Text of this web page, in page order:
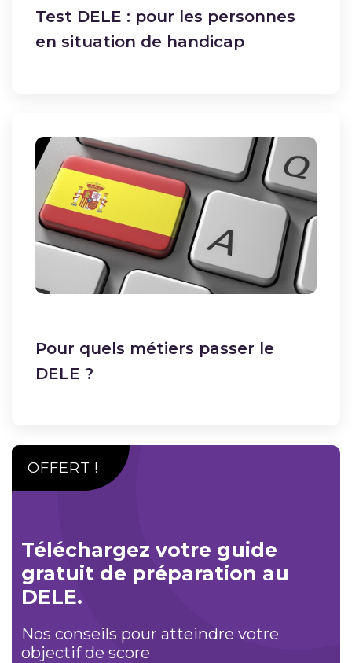
Test DELE : pour les personnes
en situation de handicap
Pour quels métiers passer le
DELE ?
OFFERT !
Téléchargez votre guide
gratuit de préparation au
DELE.
Nos conseils pour atteindre votre
objectif de score